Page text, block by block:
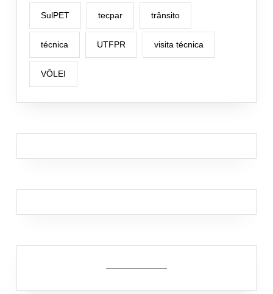
SulPET tecpar trânsito
técnica UTFPR visita técnica
VÔLEI